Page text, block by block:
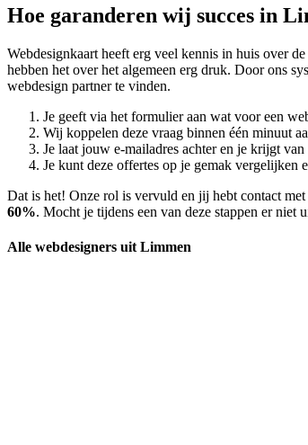
Hoe garanderen wij succes in
Webdesignkaart heeft erg veel kennis in huis over
hebben het over het algemeen erg druk. Door ons
webdesign partner te vinden.
Je geeft via het formulier aan wat voor een
Wij koppelen deze vraag binnen één minuut
Je laat jouw e-mailadres achter en je krijgt
Je kunt deze offertes op je gemak vergelijken
Dat is het! Onze rol is vervuld en jij hebt contact
60%. Mocht je tijdens een van deze stappen er
Alle webdesigners uit Limmen